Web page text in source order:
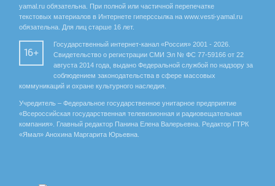
yamal.ru обязательна. При полной или частичной перепечатке
текстовых материалов в Интернете гиперссылка на www.vesti-yamal.ru
обязательна. Для лиц старше 16 лет.
16+
Государственный интернет-канал «Россия» 2001 - 2026.
Свидетельство о регистрации СМИ Эл № ФС 77-59166 от 22
августа 2014 года, выдано Федеральной службой по надзору за
соблюдением законодательства в сфере массовых
коммуникаций и охране культурного наследия.
Учредитель – Федеральное государственное унитарное предприятие
«Всероссийская государственная телевизионная и радиовещательная
компания». Главный редактор Панина Елена Валерьевна. Редактор ГТРК
«Ямал» Анохина Маргарита Юрьевна.